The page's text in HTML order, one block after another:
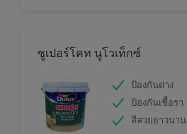
ซูเปอร์โคท นูโวเท็กซ์
ป้องกันด่าง
ป้องกันเชื้อรา
สีสวยยาวนาน